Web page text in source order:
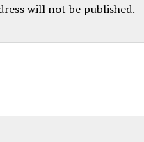
will not be published.